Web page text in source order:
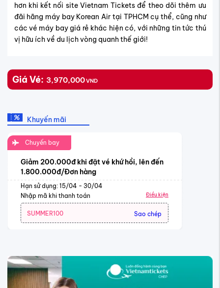
hơn khi kết nối site Vietnam Tickets để theo dõi thêm ưu
đãi hãng máy bay Korean Air tại TPHCM cụ thể, cũng như
các vé máy bay giá rẻ khác hiện có, với những tin tức thú
vị hữu ích về du lịch vòng quanh thế giới!
Giá Vé: 3,970,000VND
Khuyến mãi
Chuyến bay
Giảm 200.000đ khi đặt vé khứ hồi, lên đến
1.800.000đ/Đơn hàng
Hạn sử dụng: 15/04 - 30/04
Nhập mã khi thanh toán
Điều kiện
SUMMER100 Sao chép